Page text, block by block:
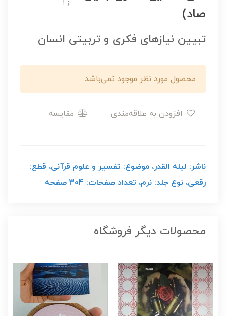
صاد)
از 1
تبیین نیازهای فکری و تربیتی انسان
محصول مورد نظر موجود نمی‌باشد.
مقایسه
ناشر: لیله القدر، موضوع: تفسیر و علوم قرآنی، قطع:
رقعی، نوع جلد: نرم، تعداد صفحات: 304
صفحه
محصولات دیگر فروشگاه